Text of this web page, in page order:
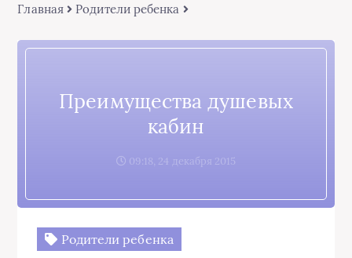
Главная Родители ребенка
Преимущества душевых
кабин
09:18, 24 декабря 2015
Родители ребенка